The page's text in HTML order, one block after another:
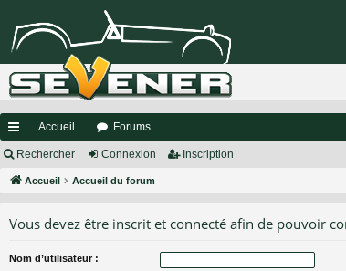
ac
co
s
Accueil Forums
Rechercher Connexion Inscription
Accueil Accueil du forum
Vous devez être inscrit et connecté afin de pouvoir
Nom d’utilisateur :